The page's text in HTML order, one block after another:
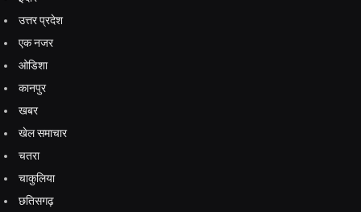
उत्तर प्रदेश
एक नजर
ओडिशा
कानपुर
खबर
खेल समाचार
चतरा
चाकुलिया
छतिसगढ़